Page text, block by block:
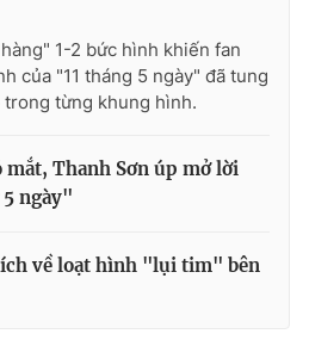
1-2 bức hình khiến fan
của "11 tháng 5 ngày" đã tung
từng khung hình.
mắt, Thanh Sơn úp mở lời
5 ngày"
về loạt hình "lụi tim" bên